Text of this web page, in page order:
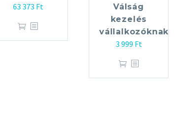
63 373 Ft
Válság
kezelés
vállalkozóknak
3 999 Ft